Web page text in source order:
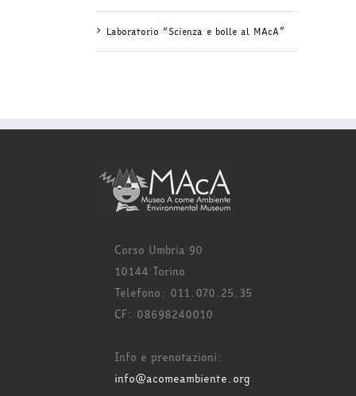
Laboratorio “Scienza e bolle al MAcA”
Corso Umbria 90
10144 Torino
Telefono: 011.070.25.35
CF: 08698240010
Info e prenotazioni:
info@acomeambiente.org